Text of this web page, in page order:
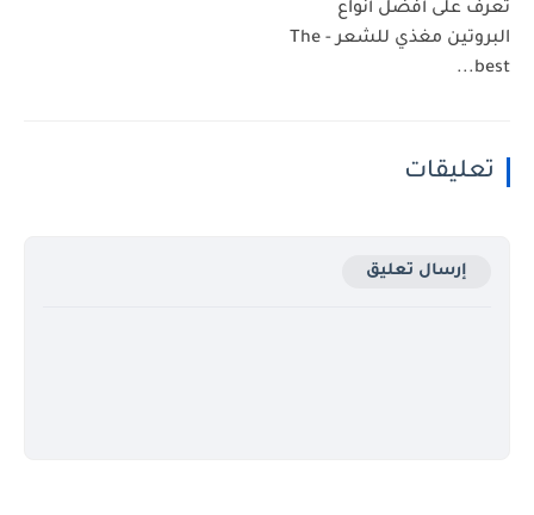
تعرف على أفضل أنواع
البروتين مغذي للشعر - The
best...
تعليقات
إرسال تعليق